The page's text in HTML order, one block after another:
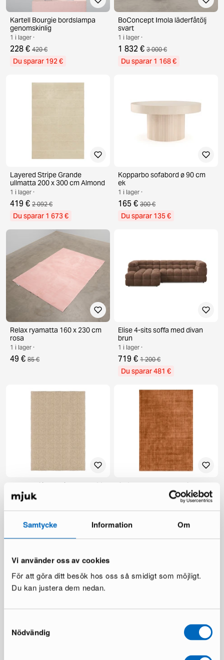
Samtycke Information Om
Vi använder oss av cookies
För att göra ditt besök hos oss så smidigt som möjligt.
Du kan justera dem nedan.
Nödvändig
Kartell Bourgie bordslampa
genomskinlig
1 i lager ·
228 € 420 €
Du sparar 192 €
BoConcept Imola läderfåtölj
svart
1 i lager ·
1 832 € 3 000 €
Du sparar 1 168 €
Layered Stripe Grande
ullmatta 200 x 300 cm Almond
1 i lager ·
419 € 2 092 €
Du sparar 1 673 €
Kopparbo sofabord ø 90 cm
ek
1 i lager ·
165 € 300 €
Du sparar 135 €
Relax ryamatta 160 x 230 cm
rosa
1 i lager ·
49 € 85 €
Elise 4-sits soffa med divan
brun
1 i lager ·
719 € 1 200 €
Du sparar 481 €
Layered Sisal Plain matta 180
x 270 cm natural
1 i lager ·
945 €
Du sparar 550 €
Sofacompany Velvet Ocean
matta 200 x 300 cm koppar
130 €
Montana säng 160 x 200 cm